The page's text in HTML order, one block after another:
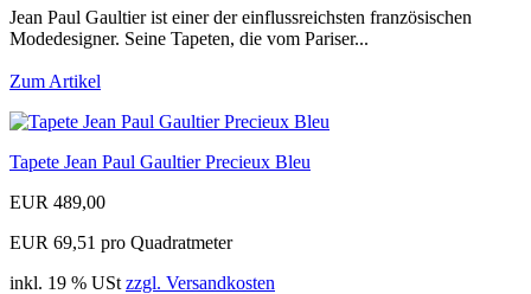
Jean Paul Gaultier ist einer der einflussreichsten französischen
Modedesigner. Seine Tapeten, die vom Pariser...
Zum Artikel
Tapete Jean Paul Gaultier Precieux Bleu
EUR 489,00
EUR 69,51 pro Quadratmeter
inkl. 19 % USt zzgl. Versandkosten